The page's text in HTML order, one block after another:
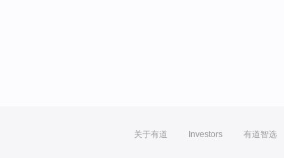
关于有道 Investors 有道智选